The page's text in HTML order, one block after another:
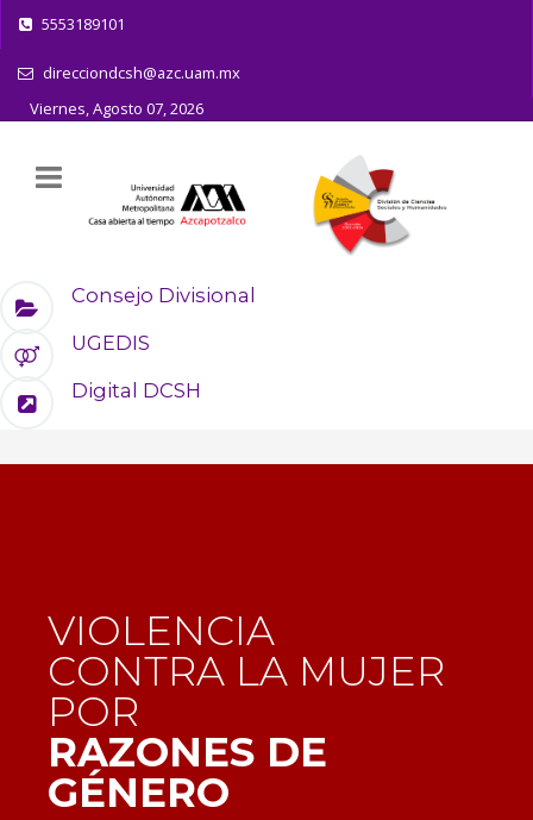
5553189101
direcciondcsh@azc.uam.mx
Viernes, Agosto 07, 2026
Consejo Divisional
UGEDIS
Digital DCSH
VIOLENCIA
CONTRA LA MUJER
POR
RAZONES DE
GÉNERO